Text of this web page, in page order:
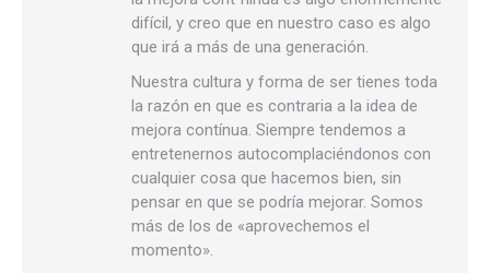
difícil, y creo que en nuestro caso es algo
que irá a más de una generación.
Nuestra cultura y forma de ser tienes toda
la razón en que es contraria a la idea de
mejora contínua. Siempre tendemos a
entretenernos autocomplaciéndonos con
cualquier cosa que hacemos bien, sin
pensar en que se podría mejorar. Somos
más de los de «aprovechemos el
momento».